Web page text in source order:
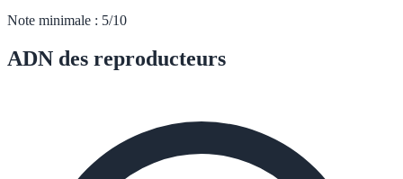
Note minimale : 5/10
ADN des reproducteurs